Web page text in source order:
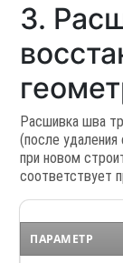
3.
Расшивка шва
(после удаления
при новом
соответствует
ПАРАМЕТР